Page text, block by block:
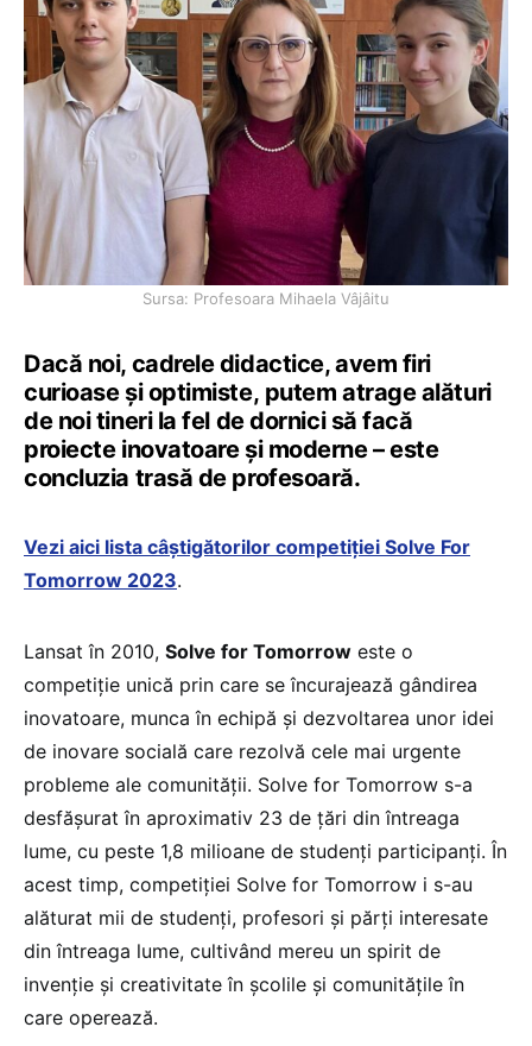
Sursa: Profesoara Mihaela Vâjâitu
Dacă noi, cadrele didactice, avem firi
curioase și optimiste, putem atrage alături
de noi tineri la fel de dornici să facă
proiecte inovatoare și moderne – este
concluzia trasă de profesoară.
Vezi aici lista câștigătorilor competiției Solve For
Tomorrow 2023.
Lansat în 2010, Solve for Tomorrow este o
competiție unică prin care se încurajează gândirea
inovatoare, munca în echipă și dezvoltarea unor idei
de inovare socială care rezolvă cele mai urgente
probleme ale comunității. Solve for Tomorrow s-a
desfășurat în aproximativ 23 de țări din întreaga
lume, cu peste 1,8 milioane de studenți participanți. În
acest timp, competiției Solve for Tomorrow i s-au
alăturat mii de studenți, profesori și părți interesate
din întreaga lume, cultivând mereu un spirit de
invenție și creativitate în școlile și comunitățile în
care operează.